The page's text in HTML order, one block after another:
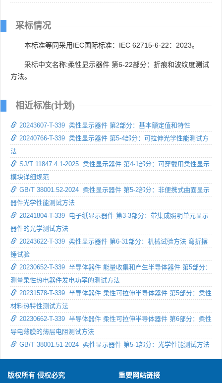
采标情况
本标准等同采用IEC国际标准：IEC 62715-6-22：2023。
采标中文名称:柔性显示器件 第6-22部分：折痕和波纹度测试
方法。
相近标准(计划)
20243607-T-339 柔性显示器件 第2部分：基本额定值和特性
20240766-T-339 柔性显示器件 第5-4部分：可拉伸光学性能测试方
法
SJ/T 11847.4.1-2025 柔性显示器件 第4-1部分：可穿戴用柔性显示
模块详细规范
GB/T 38001.52-2024 柔性显示器件 第5-2部分：非便携式曲面显示
器件光学性能测试方法
20241804-T-339 电子纸显示器件 第3-3部分：带集成照明单元显示
器件的光学测试方法
20243622-T-339 柔性显示器件 第6-31部分：机械试验方法 弯折摆
锤试验
20230652-T-339 半导体器件 能量收集和产生半导体器件 第5部分：
测量柔性热电器件发电功率的测试方法
20231578-T-339 半导体器件 柔性可拉伸半导体器件 第5部分：柔性
材料热特性测试方法
20230662-T-339 半导体器件 柔性可拉伸半导体器件 第6部分：柔性
导电薄膜的薄层电阻测试方法
GB/T 38001.51-2024 柔性显示器件 第5-1部分：光学性能测试方法
版权所有 侵权必究 重要网站链接